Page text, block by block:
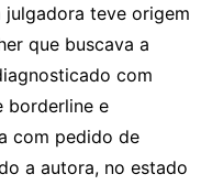
julgadora teve origem
que buscava a
com
borderline e
com pedido de
a autora, no estado